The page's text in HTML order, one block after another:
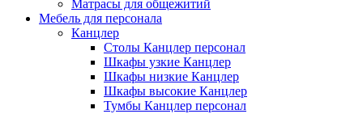
Матрасы для общежитий
Мебель для персонала
Канцлер
Столы Канцлер персонал
Шкафы узкие Канцлер
Шкафы низкие Канцлер
Шкафы высокие Канцлер
Тумбы Канцлер персонал